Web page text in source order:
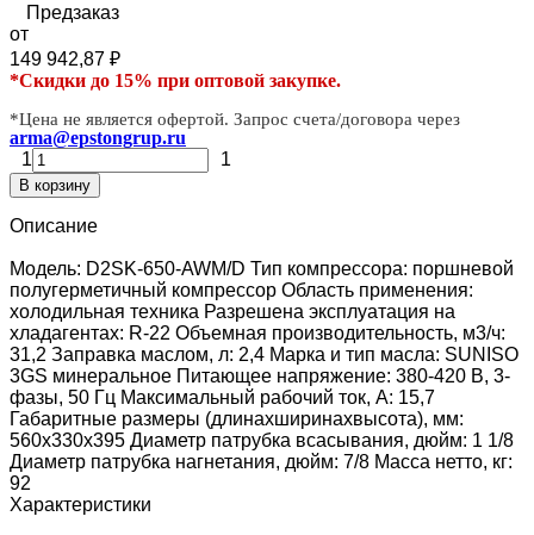
Предзаказ
от
149 942,87 ₽
*Скидки до 15% при оптовой закупке.
*Цена не является офертой. Запрос счета/договора через
arma@epstongrup.ru
1
1
В корзину
Описание
Модель: D2SK-650-AWM/D Тип компрессора: поршневой
полугерметичный компрессор Область применения:
холодильная техника Разрешена эксплуатация на
хладагентах: R-22 Объемная производительность, м3/ч:
31,2 Заправка маслом, л: 2,4 Марка и тип масла: SUNISO
3GS минеральное Питающее напряжение: 380-420 В, 3-
фазы, 50 Гц Максимальный рабочий ток, А: 15,7
Габаритные размеры (длинаxширинаxвысота), мм:
560x330x395 Диаметр патрубка всасывания, дюйм: 1 1/8
Диаметр патрубка нагнетания, дюйм: 7/8 Масса нетто, кг:
92
Характеристики